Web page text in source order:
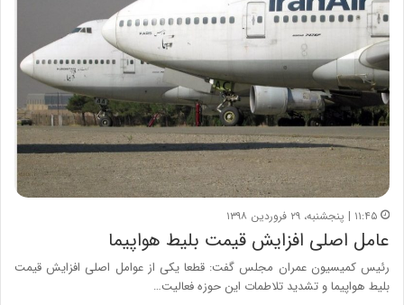
۱۱:۴۵ | پنجشنبه، ۲۹ فروردین ۱۳۹۸
عامل اصلی افزایش قیمت بلیط هواپیما
رئیس کمیسیون عمران مجلس گفت: قطعا یکی از عوامل اصلی افزایش قیمت
بلیط هواپیما و تشدید تلاطمات این حوزه فعالیت…